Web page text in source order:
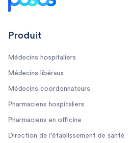
Produit
Médecins hospitaliers
Médecins libéraux
Médecins coordonnateurs
Pharmaciens hospitaliers
Pharmaciens en officine
Direction de l'établissement de santé